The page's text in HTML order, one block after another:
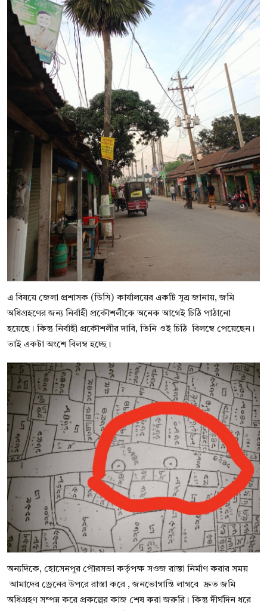
এ বিষয়ে জেলা প্রশাসক (ডিসি) কার্যালয়ের একটি সূত্র জানায়, জমি
অধিগ্রহণের জন্য নির্বাহী প্রকৌশলীকে অনেক আগেই চিঠি পাঠানো
হয়েছে। কিন্তু নির্বাহী প্রকৌশলীর দাবি, তিনি ওই চিঠি বিলম্বে পেয়েছেন।
তাই একটা অংশে বিলম্ব হচ্ছে।
অন্যদিকে, হোসেনপুর পৌরসভা কর্তৃপক্ষ সওজ রাস্তা নির্মাণ করার সময়
আমাদের ড্রেনের উপরে রাস্তা করে , জনভোগান্তি লাগবে দ্রুত জমি
অধিগ্রহণ সম্পন্ন করে প্রকল্পের কাজ শেষ করা জরুরি। কিন্তু দীর্ঘদিন ধরে